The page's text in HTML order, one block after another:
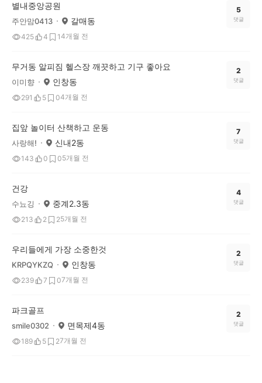
별내중앙공원
주안맘0413 갈매동
425 4 14개월 전
5
댓글
무거동 알피짐 헬스장 깨끗하고 기구 좋아요
이미향 인창동
291 5 04개월 전
2
댓글
집앞 놀이터 산책하고 운동
사랑해! 신내2동
143 0 05개월 전
7
댓글
건강
수뇨깅 중계2.3동
213 2 25개월 전
4
댓글
우리들에게 가장 소중한것
KRPQYKZQ 인창동
239 7 07개월 전
2
댓글
파크골프
smile0302 면목제4동
189 5 27개월 전
2
댓글